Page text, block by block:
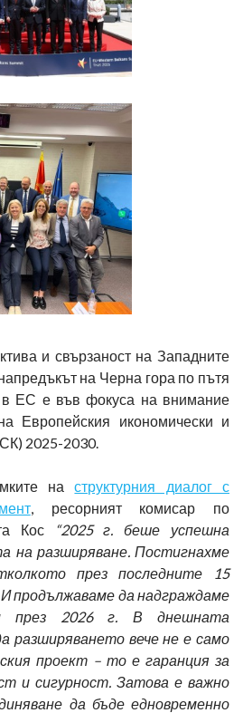
и свързаност на Западните
на Черна гора по пътя
в ЕС е във фокуса на внимание
Европейския икономически и
2025-2030.
наструктурния диалог с
, ресорният комисар по
Кос
“2025 г. беше успешна
на разширяване. Постигнахме
през последните 15
продължаваме да надграждаме
през 2026 г.
В днешната
разширяването вече не е само
проект – то е гаранция за
и сигурност. Затова е важно
да бъде едновременно